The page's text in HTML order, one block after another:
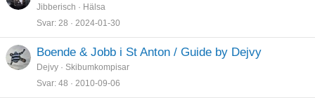
Jibberisch
Hälsa
Svar 28 2024-01-30
Boende & Jobb i St Anton / Guide by Dejvy
Dejvy
Skibumkompisar
Svar 48 2010-09-06